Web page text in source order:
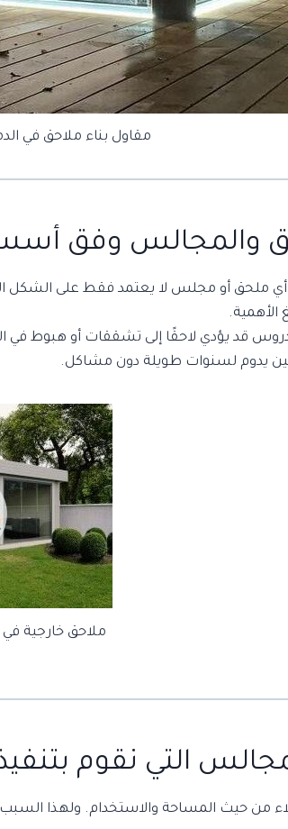
مقاول بناء ملاحق في
والمجالس وفق
أي ملحق أو مجلس لا يعتمد فقط على الشكل
الأهمية.
قد يؤدي لاحقًا إلى تشققات أو هبوط
يدوم لسنوات طويلة دون مشاكل.
ملاحق خارجية
التي نقوم
من حيث المساحة والاستخدام. ولهذا